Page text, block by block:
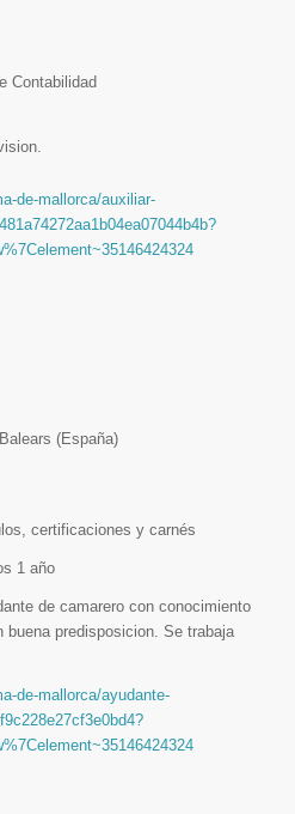
Contabilidad
de-mallorca/auxiliar-
(España)
certificaciones y carnés
1 año
de camarero con conocimiento
predisposicion. Se trabaja
de-mallorca/ayudante-